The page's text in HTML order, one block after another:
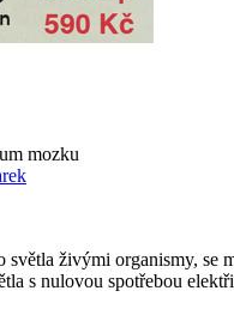
mozku
světla živými organismy,
s nulovou spotřebou